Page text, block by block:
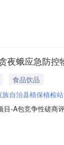
进行开标评审后
夜蛾应急防
食品饮品
族自治县植保植检站
-A包竞争性磋商
标评审后，评标